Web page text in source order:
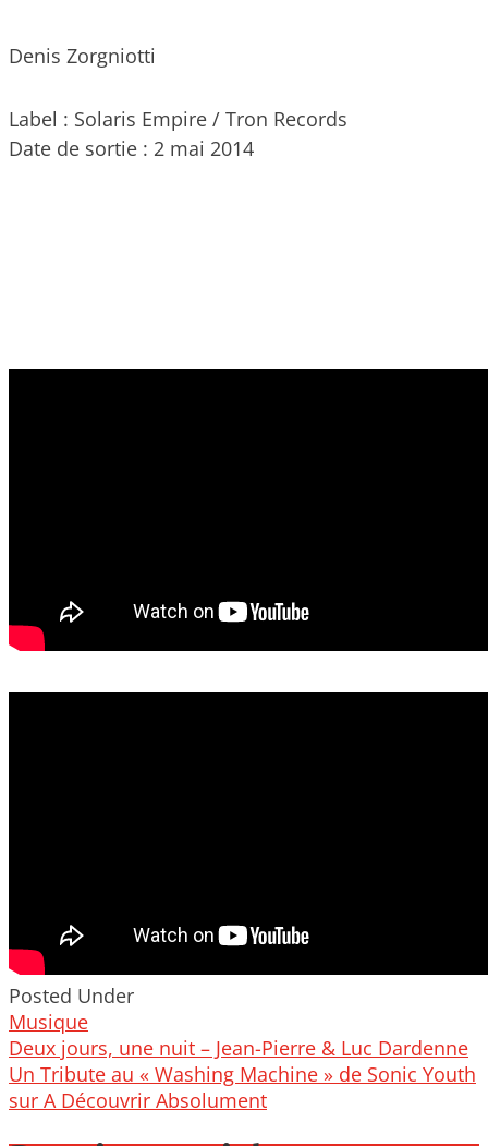
Denis Zorgniotti
Label : Solaris Empire / Tron Records
Date de sortie : 2 mai 2014
Posted Under
Musique
Post
navigation
Deux jours, une nuit – Jean-Pierre & Luc Dardenne
Un Tribute au « Washing Machine » de Sonic Youth
sur A Découvrir Absolument